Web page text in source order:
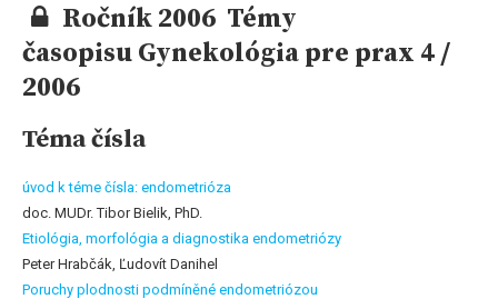
Ročník 2006 Témy
časopisu Gynekológia pre prax 4 /
2006
Téma čísla
úvod k téme čísla: endometrióza
doc. MUDr. Tibor Bielik, PhD.
Etiológia, morfológia a diagnostika endometriózy
Peter Hrabčák, Ľudovít Danihel
Poruchy plodnosti podmíněné endometriózou